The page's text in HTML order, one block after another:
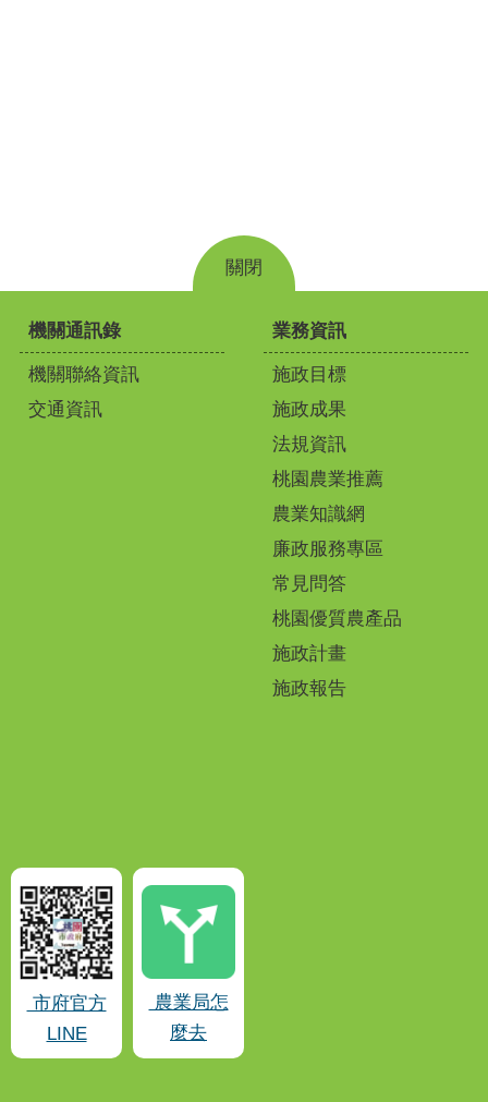
關閉
機關通訊錄
機關聯絡資訊
交通資訊
業務資訊
施政目標
施政成果
法規資訊
桃園農業推薦
農業知識網
廉政服務專區
常見問答
桃園優質農產品
施政計畫
施政報告
市府官方
LINE
農業局怎
麼去